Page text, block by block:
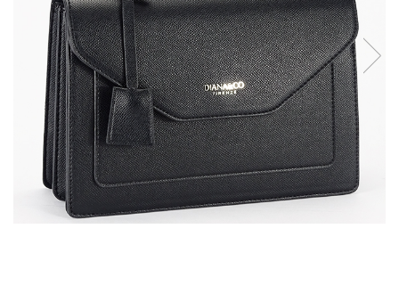
Incaltamine primavara-vara piele
Imbracaminte
Camasi si topuri
Blugi si pantaloni
Fuste
Pulovere si cardigane
Rochii
Salopete
Incaltaminte toamna-iarna piele